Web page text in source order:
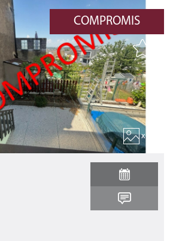
COMPROMIS
x 14